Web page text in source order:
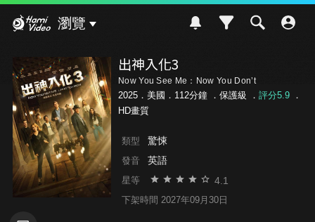
瀏覽
出神入化3
Now You See Me：Now You Don’t
2025．美國．112分鐘 ． 保護級 ． 評分5.9．
HD畫質
類型 驚悚
發音 英語
星等 4.1
下架時間 2027年09月30日